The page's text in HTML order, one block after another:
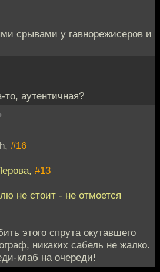
срывами у гавнорежисеров и
то, аутентичная?
#16
#13
не стоит - не отмоется
этого спрута окутавшего
никаких сабель не жалко.
клаб на очереди!